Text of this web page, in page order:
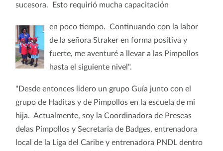
sucesora. Esto requirió mucha capacitación
en poco tiempo. Continuando con la labor
de la señora Straker en forma positiva y
fuerte, me aventuré a llevar a las Pimpollos
hasta el siguiente nivel".
"Desde entonces lidero un grupo Guía junto con el
grupo de Haditas y de Pimpollos en la escuela de mi
hija. Actualmente, soy la Coordinadora de Preseas
delas Pimpollos y Secretaria de Badges, entrenadora
local de la Liga del Caribe y entrenadora PNDL dentro